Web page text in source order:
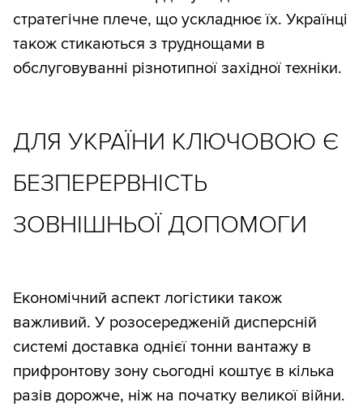
стратегічне плече, що ускладнює їх. Українці
також стикаються з труднощами в
обслуговуванні різнотипної західної техніки.
ДЛЯ УКРАЇНИ КЛЮЧОВОЮ Є
БЕЗПЕРЕРВНІСТЬ
ЗОВНІШНЬОЇ ДОПОМОГИ
Економічний аспект логістики також
важливий. У розосередженій дисперсній
системі доставка однієї тонни вантажу в
прифронтову зону сьогодні коштує в кілька
разів дорожче, ніж на початку великої війни.